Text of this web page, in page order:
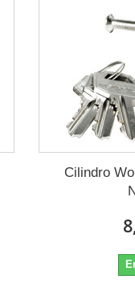
Cilindro